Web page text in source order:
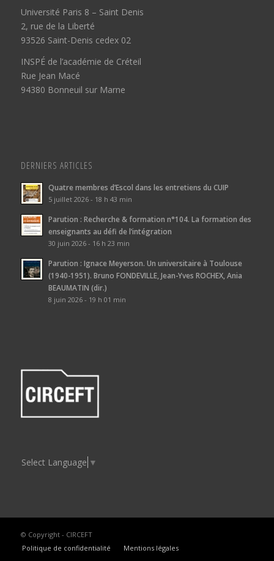
Université Paris 8 – Saint Denis
2, rue de la Liberté
93526 Saint-Denis cedex 02
INSPÉ de l’académie de Créteil
Rue Jean Macé
94380 Bonneuil sur Marne
DERNIERS ARTICLES
Quatre membres d’Escol dans les entretiens du CUIP
5 juillet 2026 - 18 h 43 min
Parution : Recherche & formation n°104. La formation des
enseignants au défi de l’intégration
30 juin 2026 - 16 h 23 min
Parution : Ignace Meyerson. Un universitaire à Toulouse
(1940-1951). Bruno FONDEVILLE, Jean-Yves ROCHEX, Ania
BEAUMATIN (dir.)
8 juin 2026 - 19 h 01 min
Select Language ▼
© Copyright - CIRCEFT
Politique de confidentialité
Mentions légales